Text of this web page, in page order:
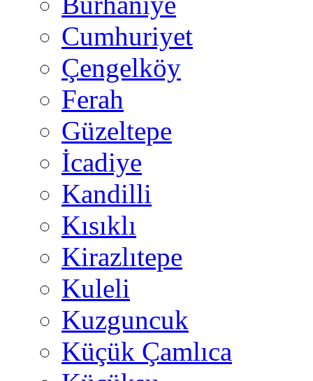
Cumhuriyet
Çengelköy
Ferah
Güzeltepe
İcadiye
Kandilli
Kısıklı
Kirazlıtepe
Kuleli
Kuzguncuk
Küçük Çamlıca